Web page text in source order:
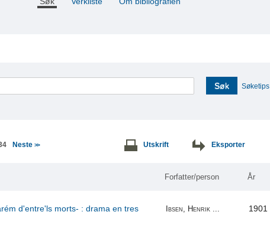
Søk Søketips
Neste >> Utskrift Eksporter
Forfatter/person År
d'entre'ls morts- : drama en tres
Ibsen, Henrik ... 1901